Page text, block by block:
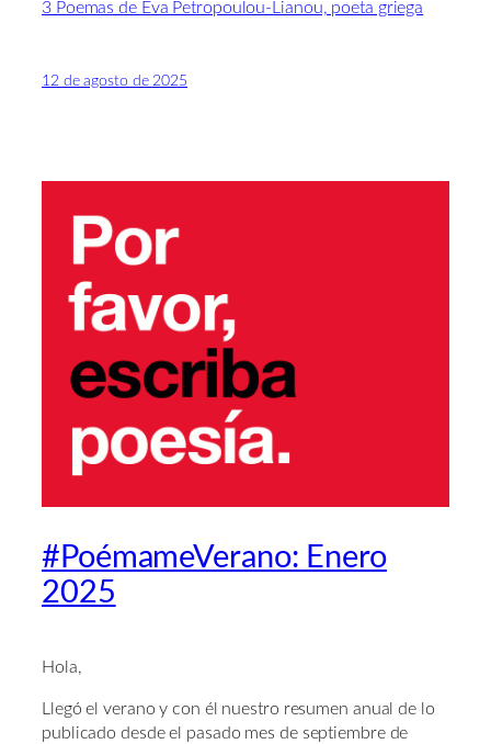
3 Poemas de Eva Petropoulou-Lianou, poeta griega
12 de agosto de 2025
#PoémameVerano: Enero
2025
Hola,
Llegó el verano y con él nuestro resumen anual de lo
publicado desde el pasado mes de septiembre de